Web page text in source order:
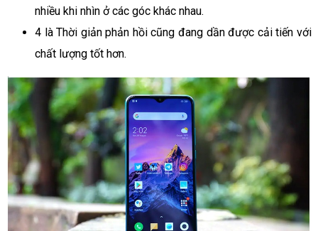
nhiều khi nhìn ở các góc khác nhau.
4 là Thời giản phản hồi cũng đang dần được cải tiến với
chất lượng tốt hơn.